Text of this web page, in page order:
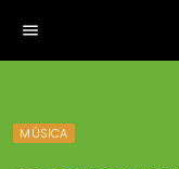
menu
MÚSICA